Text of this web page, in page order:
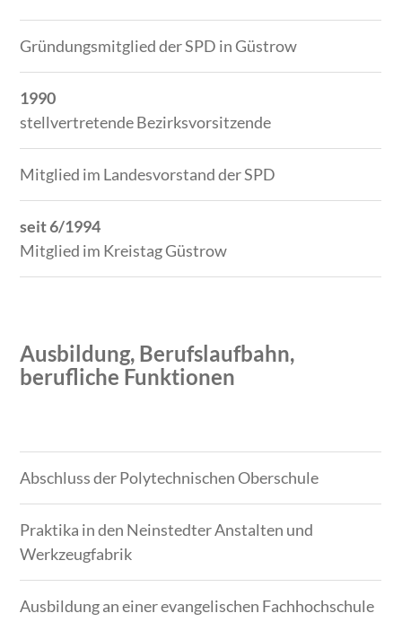
Zeitraum
Tätigkeit
Gründungsmitglied der SPD in Güstrow
1990
stellvertretende Bezirksvorsitzende
Mitglied im Landesvorstand der SPD
seit 6/1994
Mitglied im Kreistag Güstrow
Ausbildung, Berufslaufbahn,
berufliche Funktionen
Zeitraum
Tätigkeit
Abschluss der Polytechnischen Oberschule
Praktika in den Neinstedter Anstalten und
Werkzeugfabrik
Ausbildung an einer evangelischen Fachhochschule